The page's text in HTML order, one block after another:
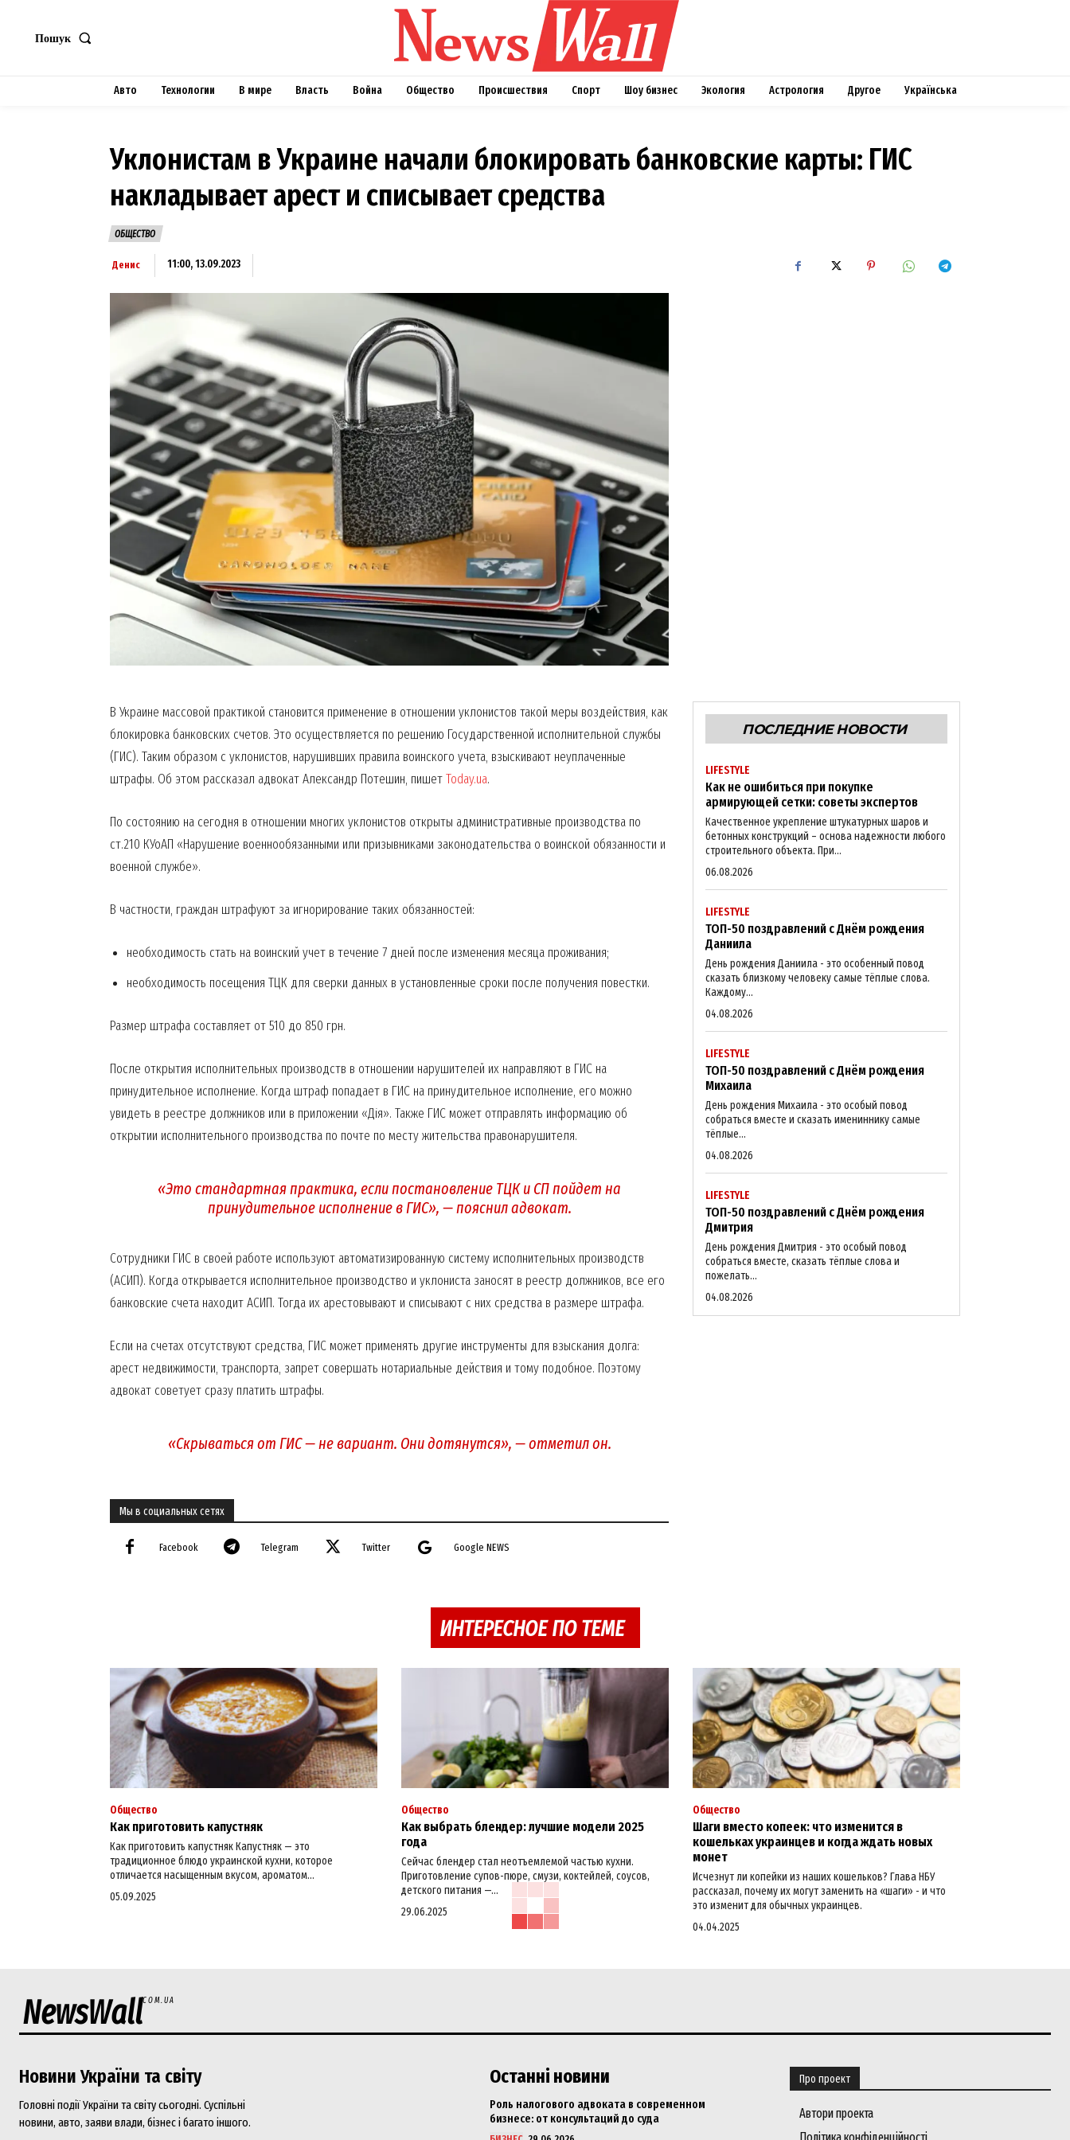
News Week
Magazine PRO
About
Пошук
Авто Технологии В мире Власть Война Общество Происшествия Спорт Шоу бизнес Экология Астрология Другое Українська
Уклонистам в Украине начали блокировать банковские карты: ГИС
накладывает арест и списывает средства
ОБЩЕСТВО
Денис 11:00, 13.09.2023
В Украине массовой практикой становится применение в отношении уклонистов такой меры воздействия, как
блокировка банковских счетов. Это осуществляется по решению Государственной исполнительной службы
(ГИС). Таким образом с уклонистов, нарушивших правила воинского учета, взыскивают неуплаченные
штрафы. Об этом рассказал адвокат Александр Потешин, пишетToday.ua.
По состоянию на сегодня в отношении многих уклонистов открыты административные производства по
ст.210 КУоАП «Нарушение военнообязанными или призывниками законодательства о воинской обязанности и
военной службе».
В частности, граждан штрафуют за игнорирование таких обязанностей:
необходимость стать на воинский учет в течение 7 дней после изменения месяца проживания;
необходимость посещения ТЦК для сверки данных в установленные сроки после получения повестки.
Размер штрафа составляет от 510 до 850 грн.
После открытия исполнительных производств в отношении нарушителей их направляют в ГИС на
принудительное исполнение. Когда штраф попадает в ГИС на принудительное исполнение, его можно
увидеть в реестре должников или в приложении «Дія». Также ГИС может отправлять информацию об
открытии исполнительного производства по почте по месту жительства правонарушителя.
«Это стандартная практика, если постановление ТЦК и СП пойдет на
принудительное исполнение в ГИС», — пояснил адвокат.
Сотрудники ГИС в своей работе используют автоматизированную систему исполнительных производств
(АСИП). Когда открывается исполнительное производство и уклониста заносят в реестр должников, все его
банковские счета находит АСИП. Тогда их арестовывают и списывают с них средства в размере штрафа.
Если на счетах отсутствуют средства, ГИС может применять другие инструменты для взыскания долга:
арест недвижимости, транспорта, запрет совершать нотариальные действия и тому подобное. Поэтому
адвокат советует сразу платить штрафы.
«Скрываться от ГИС — не вариант. Они дотянутся», — отметил он.
Мы в социальных сетях
Facebook Telegram Twitter Google NEWS
ПОСЛЕДНИЕ НОВОСТИ
LIFESTYLE
Как не ошибиться при покупке
армирующей сетки: советы экспертов
Качественное укрепление штукатурных шаров и
бетонных конструкций – основа надежности любого
строительного объекта. При...
06.08.2026
LIFESTYLE
ТОП-50 поздравлений с Днём рождения
Даниила
День рождения Даниила - это особенный повод
сказать близкому человеку самые тёплые слова.
Каждому...
04.08.2026
LIFESTYLE
ТОП-50 поздравлений с Днём рождения
Михаила
День рождения Михаила - это особый повод
собраться вместе и сказать имениннику самые
тёплые...
04.08.2026
LIFESTYLE
ТОП-50 поздравлений с Днём рождения
Дмитрия
День рождения Дмитрия - это особый повод
собраться вместе, сказать тёплые слова и
пожелать...
04.08.2026
ИНТЕРЕСНОЕ ПО ТЕМЕ
Общество
Как приготовить капустняк
Как приготовить капустняк Капустняк — это
традиционное блюдо украинской кухни, которое
отличается насыщенным вкусом, ароматом...
05.09.2025
Общество
Как выбрать блендер: лучшие модели 2025
года
Сейчас блендер стал неотъемлемой частью кухни.
Приготовление супов-пюре, смузи, коктейлей, соусов,
детского питания —...
29.06.2025
Общество
Шаги вместо копеек: что изменится в
кошельках украинцев и когда ждать новых
монет
Исчезнут ли копейки из наших кошельков? Глава НБУ
рассказал, почему их могут заменить на «шаги» - и что
это изменит для обычных украинцев.
04.04.2025
NewsWallCOM.UA
Новини України та світу
Головні події України та світу сьогодні. Суспільні
новини, авто, заяви влади, бізнес і багато іншого.
Останні новини
Роль налогового адвоката в современном
бизнесе: от консультаций до суда
Про проект
Автори проекта